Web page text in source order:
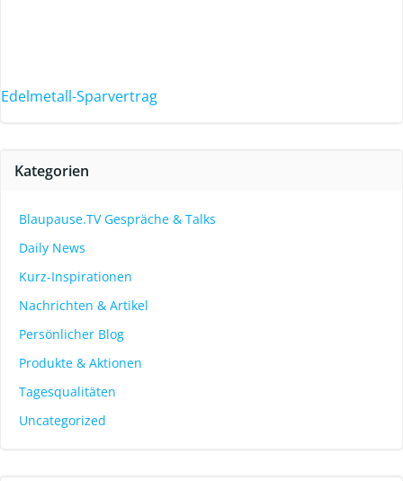
Edelmetall-Sparvertrag
Kategorien
Blaupause.TV Gespräche & Talks
Daily News
Kurz-Inspirationen
Nachrichten & Artikel
Persönlicher Blog
Produkte & Aktionen
Tagesqualitäten
Uncategorized